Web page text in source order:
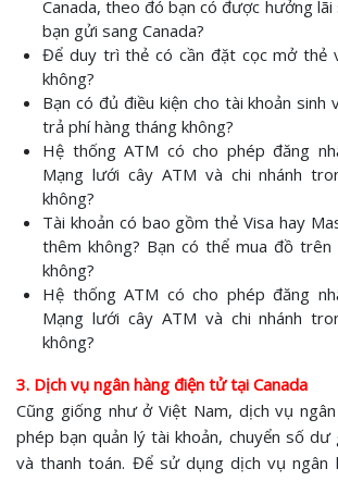
Canada, theo đó bạn có được hưởng
bạn gửi sang Canada?
Để duy trì thẻ có cần đặt cọc mở thẻ
không?
Bạn có đủ điều kiện cho tài khoản sinh
trả phí hàng tháng không?
Hệ thống ATM có cho phép đăng
Mạng lưới cây ATM và chi nhánh
không?
Tài khoản có bao gồm thẻ Visa hay
thêm không? Bạn có thể mua đồ
không?
Hệ thống ATM có cho phép đăng
Mạng lưới cây ATM và chi nhánh
không?
3. Dịch vụ ngân hàng điện tử tại Canada
Cũng giống như ở Việt Nam, dịch vụ
phép bạn quản lý tài khoản, chuyển số dư
và thanh toán. Để sử dụng dịch vụ ngân